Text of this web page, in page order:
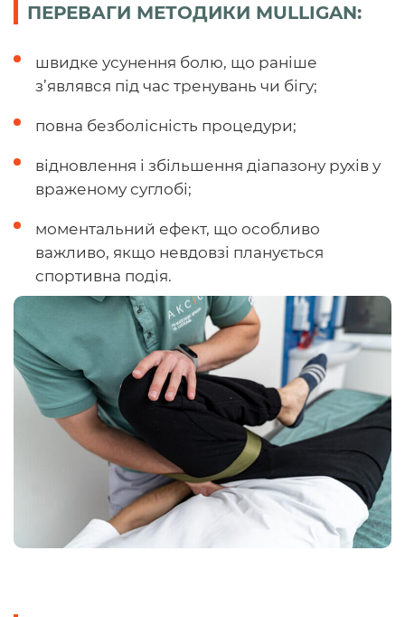
ПЕРЕВАГИ МЕТОДИКИ MULLIGAN:
швидке усунення болю, що раніше
з’являвся під час тренувань чи бігу;
повна безболісність процедури;
відновлення і збільшення діапазону рухів у
враженому суглобі;
моментальний ефект, що особливо
важливо, якщо невдовзі планується
спортивна подія.